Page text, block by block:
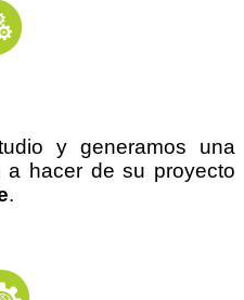
y generamos una
a hacer de su proyecto
.